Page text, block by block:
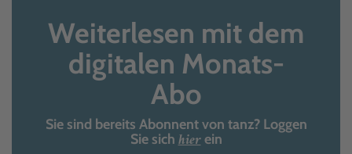
Weiterlesen mit dem
digitalen Monats-
Abo
Sie sind bereits Abonnent von tanz? Loggen
Sie sich hierein